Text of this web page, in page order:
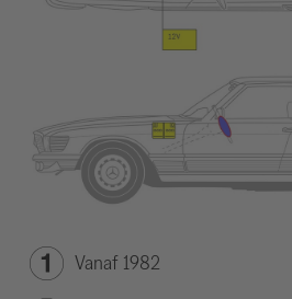
Vanaf 1982